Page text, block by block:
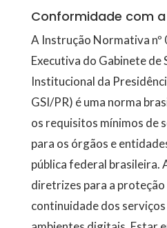
Conformidade com a
A Instrução Normativa nº
Executiva do Gabinete de
Institucional da
GSI/PR) é uma norma
os requisitos mínimos de
para os órgãos e
pública federal brasileira.
diretrizes para a
continuidade dos serviços